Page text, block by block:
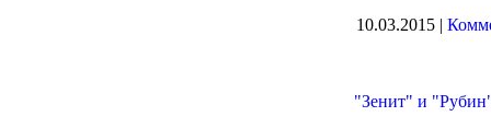
10.03.2015 |
"Зенит" и